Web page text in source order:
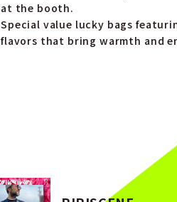
at the booth.
Special value lucky bags
flavors that bring warmth and